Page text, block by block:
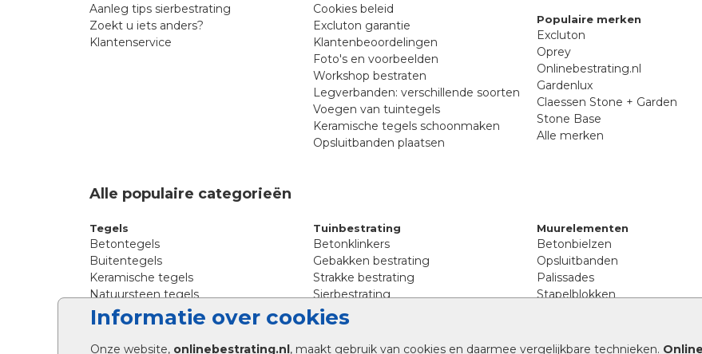
Informatie over cookies
Onze website, onlinebestrating.nl, maakt gebruik van cookies en daarmee vergelijkbare technieken.
Aanleg tips sierbestrating
Zoekt u iets anders?
Klantenservice
Cookies beleid
Excluton garantie
Klantenbeoordelingen
Foto's en voorbeelden
Workshop bestraten
Legverbanden: verschillende soorten
Voegen van tuintegels
Keramische tegels schoonmaken
Opsluitbanden plaatsen
Populaire merken
Excluton
Oprey
Onlinebestrating.nl
Gardenlux
Claessen Stone + Garden
Stone Base
Alle merken
Alle populaire categorieën
Tegels
Betontegels
Buitentegels
Keramische tegels
Natuursteen tegels
Siertegels
Stoeptegels
Straattegels
Tuinbestrating
Betonklinkers
Gebakken bestrating
Strakke bestrating
Sierbestrating
Straatklinkers
Straatstenen
Trommelstenen
Muurelementen
Betonbielzen
Opsluitbanden
Palissades
Stapelblokken
Afwatering en diversen